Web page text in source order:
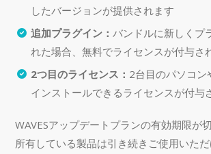
したバージョンが提供されます
追加プラグイン： バンドルに新しくプ
れた場合、無料でライセンスが付与さ
2つ目のライセンス： 2台目のパソコン
インストールできるライセンスが付与
WAVESアップデートプランの有効期限が
所有している製品は引き続きご使用いた